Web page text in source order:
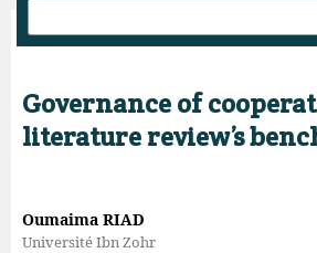
Home / Archives / Vol. 6 No. 4 (2023) /
Governance of
literature review’s
Oumaima RIAD
Université Ibn Zohr